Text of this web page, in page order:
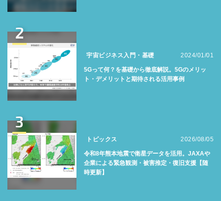
2
宇宙ビジネス入門・基礎 2024/01/01
5Gって何？を基礎から徹底解説。5Gのメリッ
ト・デメリットと期待される活用事例
3
トピックス 2026/08/05
令和8年熊本地震で衛星データを活用。JAXAや
企業による緊急観測・被害推定・復旧支援【随
時更新】